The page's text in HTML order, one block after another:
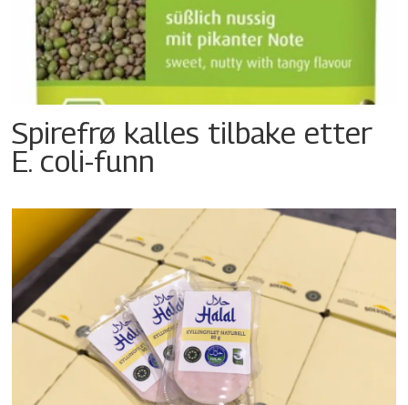
Spirefrø kalles tilbake etter
E. coli-funn